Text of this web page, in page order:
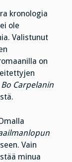
kronologia
ole
Valistunut
on
Bo Carpelanin
Vain
minua